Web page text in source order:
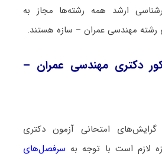
ارشد همه رشته‌ها مجاز به
مهندسی عمران – سازه هستند.
دکتری مهندسی عمران –
امتحانی آزمون دکتری
لازم است با توجه به سرفصل‌های